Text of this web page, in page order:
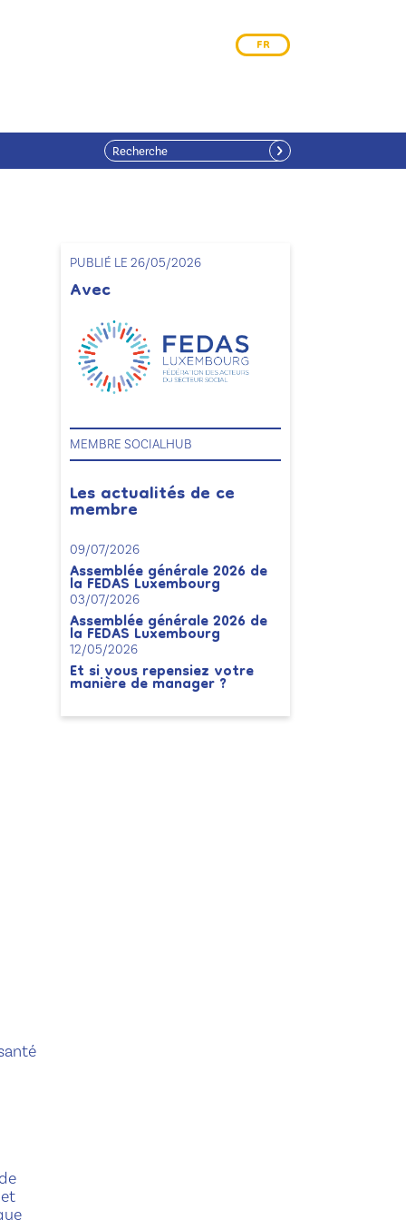
FR
PUBLIÉ LE 26/05/2026
Avec
MEMBRE SOCIALHUB
Les actualités de ce
membre
09/07/2026
Assemblée générale 2026 de
la FEDAS Luxembourg
03/07/2026
Assemblée générale 2026 de
la FEDAS Luxembourg
12/05/2026
Et si vous repensiez votre
manière de manager ?